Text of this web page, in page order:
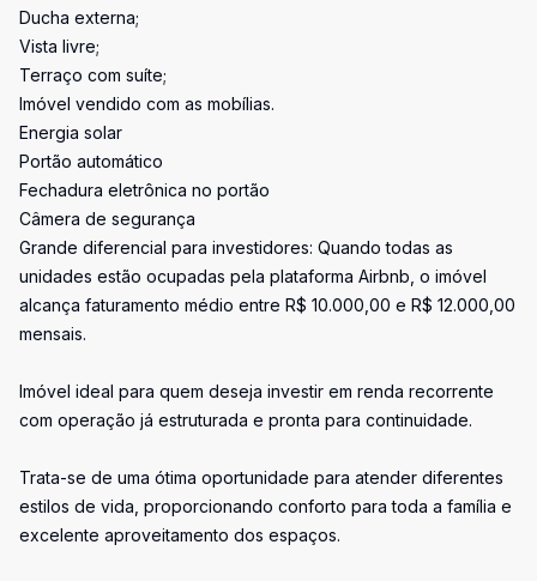
Ducha externa;
Vista livre;
Terraço com suíte;
Imóvel vendido com as mobílias.
Energia solar
Portão automático
Fechadura eletrônica no portão
Câmera de segurança
Grande diferencial para investidores: Quando todas as
unidades estão ocupadas pela plataforma Airbnb, o imóvel
alcança faturamento médio entre R$ 10.000,00 e R$ 12.000,00
mensais.
Imóvel ideal para quem deseja investir em renda recorrente
com operação já estruturada e pronta para continuidade.
Trata-se de uma ótima oportunidade para atender diferentes
estilos de vida, proporcionando conforto para toda a família e
excelente aproveitamento dos espaços.